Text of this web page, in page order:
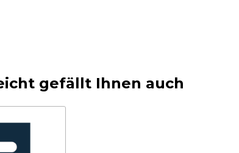
gefällt Ihnen auch